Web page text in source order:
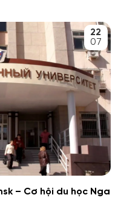
soát không lưu
22
07
– Cơ hội du học Nga